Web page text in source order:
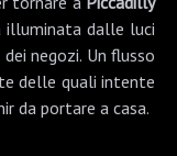
illuminata dalle luci
negozi. Un flusso
delle quali intente
da portare a casa.